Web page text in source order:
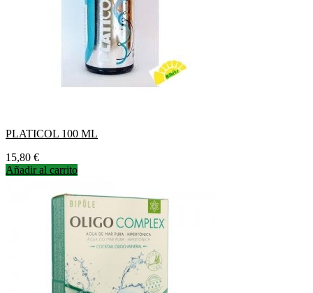
PLATICOL 100 ML
Precio
15,80 €
Añadir al carrito